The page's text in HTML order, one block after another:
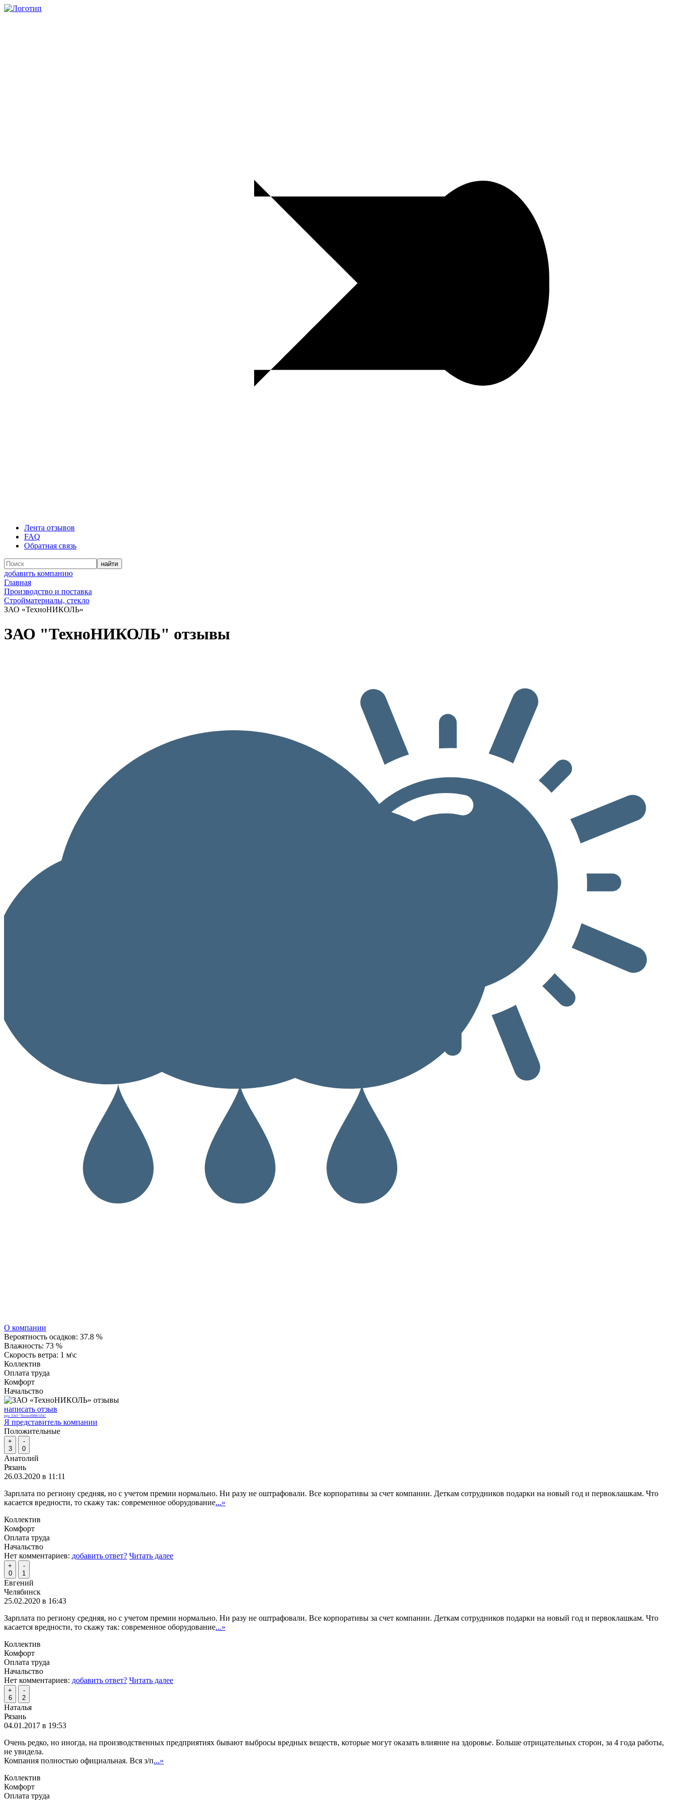
Лента отзывов
FAQ
Обратная связь
добавить компанию
Главная
Производство и поставка
Стройматериалы, стекло
ЗАО «ТехноНИКОЛЬ»
ЗАО "ТехноНИКОЛЬ" отзывы
О компании
Вероятность осадков: 37.8 %
Влажность: 73 %
Скорость ветра: 1 м\с
Коллектив
Оплата труда
Комфорт
Начальство
написать отзыв
про ЗАО "ТехноНИКОЛЬ"
Я представитель компании
Положительные
+
3
-
0
Анатолий
Рязань
26.03.2020 в 11:11
Зарплата по региону средняя, но с учетом премии нормально. Ни разу не оштрафовали. Все корпоративы за счет компании. Деткам сотрудников подарки на новый год и первоклашкам. Что
касается вредности, то скажу так: современное оборудование...»
Коллектив
Комфорт
Оплата труда
Начальство
Нет комментариев: добавить ответ? Читать далее
+
0
-
1
Евгений
Челябинск
25.02.2020 в 16:43
Зарплата по региону средняя, но с учетом премии нормально. Ни разу не оштрафовали. Все корпоративы за счет компании. Деткам сотрудников подарки на новый год и первоклашкам. Что
касается вредности, то скажу так: современное оборудование...»
Коллектив
Комфорт
Оплата труда
Начальство
Нет комментариев: добавить ответ? Читать далее
+
6
-
2
Наталья
Рязань
04.01.2017 в 19:53
Очень редко, но иногда, на производственных предприятиях бывают выбросы вредных веществ, которые могут оказать влияние на здоровье. Больше отрицательных сторон, за 4 года работы,
не увидела.
Компания полностью официальная. Вся з/п...»
Коллектив
Комфорт
Оплата труда